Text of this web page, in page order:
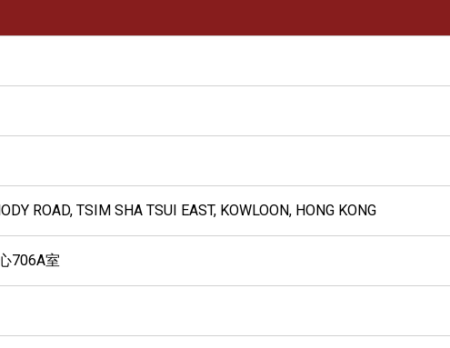
ROAD, TSIM SHA TSUI EAST, KOWLOON, HONG KONG
706A室